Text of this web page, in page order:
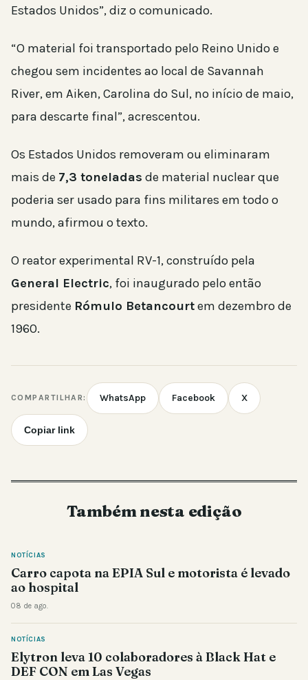
Estados Unidos”, diz o comunicado.
“O material foi transportado pelo Reino Unido e
chegou sem incidentes ao local de Savannah
River, em Aiken, Carolina do Sul, no início de maio,
para descarte final”, acrescentou.
Os Estados Unidos removeram ou eliminaram
mais de 7,3 toneladas de material nuclear que
poderia ser usado para fins militares em todo o
mundo, afirmou o texto.
O reator experimental RV-1, construído pela
General Electric, foi inaugurado pelo então
presidente Rómulo Betancourtem dezembro de
1960.
COMPARTILHAR: WhatsApp Facebook X
Copiar link
Também nesta edição
NOTÍCIAS
Carro capota na EPIA Sul e motorista é levado
ao hospital
08 de ago.
NOTÍCIAS
Elytron leva 10 colaboradores à Black Hat e
DEF CON em Las Vegas